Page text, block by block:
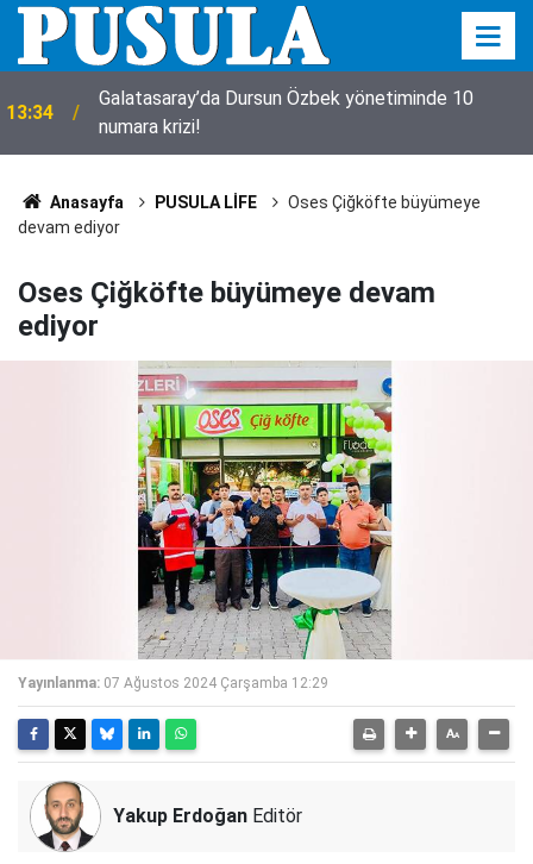
13:34
Galatasaray’da Dursun Özbek yönetiminde 10
numara krizi!
Anasayfa PUSULA LİFE
Oses Çiğköfte büyümeye
devam ediyor
Oses Çiğköfte büyümeye devam
ediyor
Yayınlanma: 07 Ağustos 2024 Çarşamba 12:29
Yakup Erdoğan Editör